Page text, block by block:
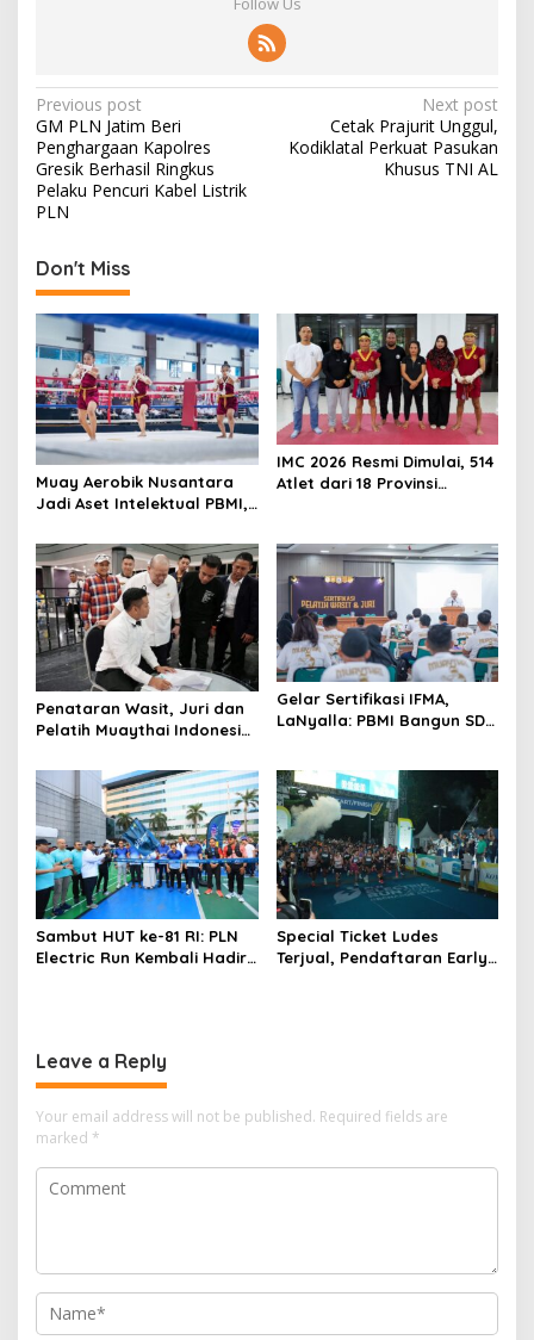
P
o
s
t
a
v
i
g
a
t
i
o
n
Previous post
GM PLN Jatim Beri
Penghargaan Kapolres
Gresik Berhasil Ringkus
Pelaku Pencuri Kabel Listrik
PLN
Next post
Cetak Prajurit Unggul,
Kodiklatal Perkuat Pasukan
Khusus TNI AL
Don't Miss
Muay Aerobik Nusantara
Jadi Aset Intelektual PBMI,
Cipta untuk Kemajuan
Muaythai Indonesia
IMC 2026 Resmi Dimulai, 514
Atlet dari 18 Provinsi
Penataran Wasit, Juri dan
Pelatih Muaythai Indonesia
Hadir di Jakarta
Gelar Sertifikasi IFMA,
LaNyalla: PBMI Bangun SDM
Sambut HUT ke-81 RI: PLN
Electric Run Kembali Hadir,
Special Ticket Ludes
Terjual, Pendaftaran Early
Leave a Reply
Your email address will not be published. Required fields are
marked *